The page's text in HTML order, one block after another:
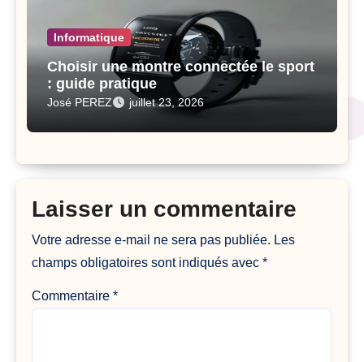
Informatique
Choisir une montre connectée le sport
: guide pratique
José PEREZ juillet 23, 2026
Laisser un commentaire
Votre adresse e-mail ne sera pas publiée. Les
champs obligatoires sont indiqués avec*
Commentaire*